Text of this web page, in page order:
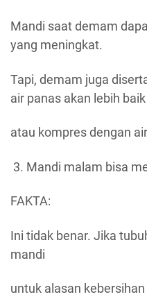
Mandi saat demam
yang meningkat.
Tapi, demam juga
air panas akan lebih baik
atau kompres dengan
Mandi malam bisa
FAKTA:
Ini tidak benar. Jika
mandi
untuk alasan